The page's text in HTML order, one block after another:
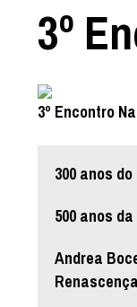
3º
3º Encontro
300 anos
500 anos
Andrea
Renascença